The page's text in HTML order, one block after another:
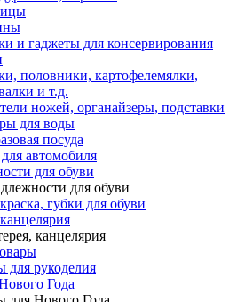
и гаджеты для консервирования
половники, картофелемялки,
и т.д.
ножей, органайзеры, подставки
для воды
посуда
автомобиля
для обуви
для обуви
губки для обуви
канцелярия
для рукоделия
Года